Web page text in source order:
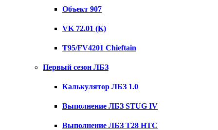
Объект 907
VK 72.01 (K)
T95/FV4201 Chieftain
Первый сезон ЛБЗ
Калькулятор ЛБЗ 1.0
Выполнение ЛБЗ STUG IV
Выполнение ЛБЗ T28 HTC